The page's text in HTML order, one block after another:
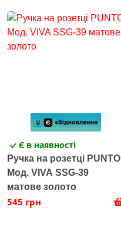
Є в наявності
Ручка на розетці PUNTO
Мод. VIVA SSG-39
матове золото
545 грн